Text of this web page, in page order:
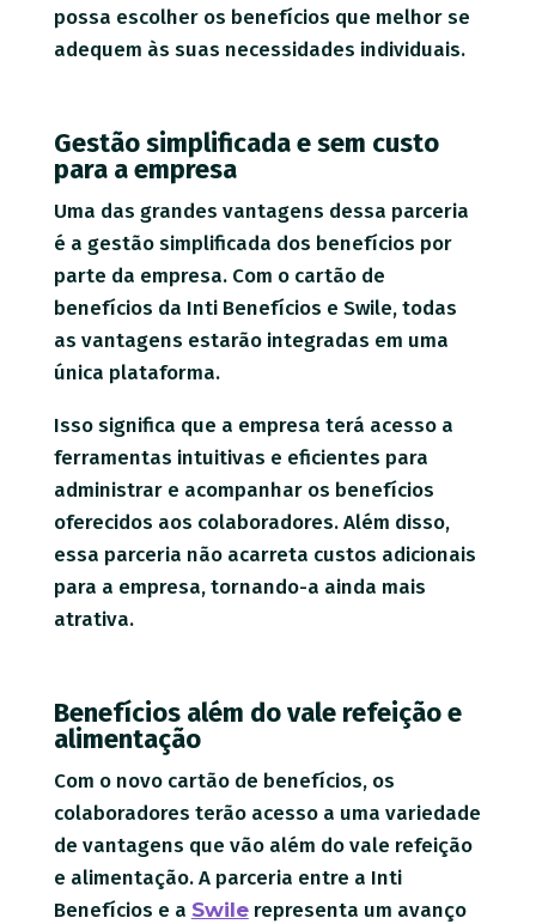
possa escolher os benefícios que melhor se
adequem às suas necessidades individuais.
Gestão simplificada e sem custo
para a empresa
Uma das grandes vantagens dessa parceria
é a gestão simplificada dos benefícios por
parte da empresa. Com o cartão de
benefícios da Inti Benefícios e Swile, todas
as vantagens estarão integradas em uma
única plataforma.
Isso significa que a empresa terá acesso a
ferramentas intuitivas e eficientes para
administrar e acompanhar os benefícios
oferecidos aos colaboradores. Além disso,
essa parceria não acarreta custos adicionais
para a empresa, tornando-a ainda mais
atrativa.
Benefícios além do vale refeição e
alimentação
Com o novo cartão de benefícios, os
colaboradores terão acesso a uma variedade
de vantagens que vão além do vale refeição
e alimentação. A parceria entre a Inti
Benefícios e a Swilerepresenta um avanço